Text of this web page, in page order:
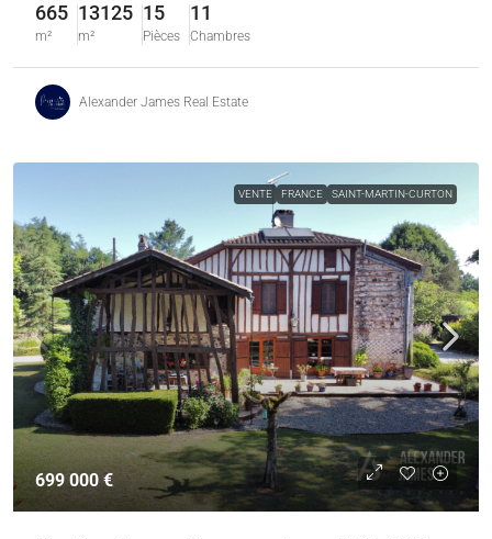
665
m²
13125
m²
15
Pièces
11
Chambres
Alexander James Real Estate
VENTE FRANCE SAINT-MARTIN-CURTON
699 000 €